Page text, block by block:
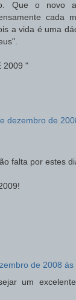
Que o novo
cada
a vida é uma
2009 "
dezembro de
falta por estes
de 2008 às
um